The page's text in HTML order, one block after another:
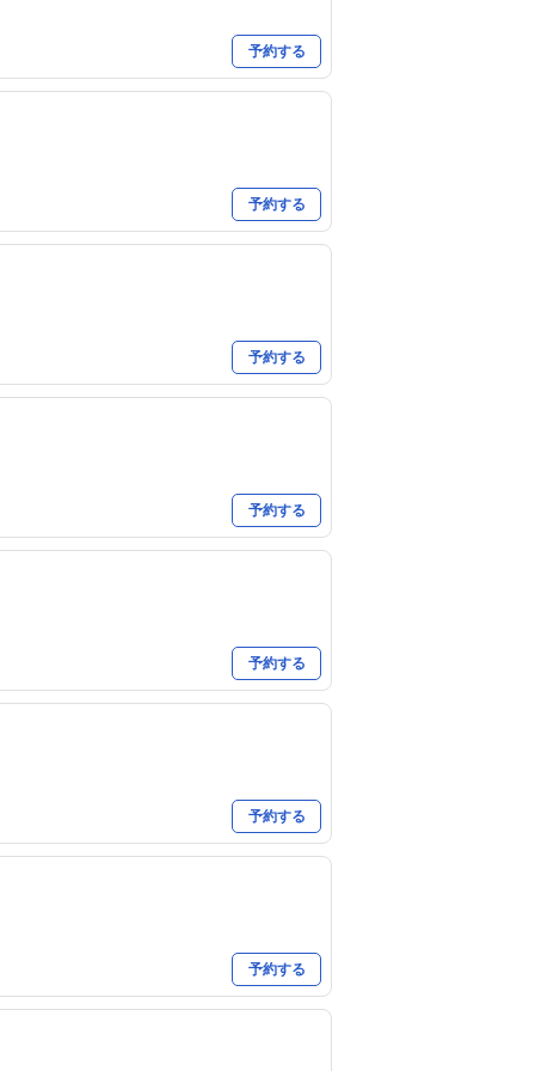
予約する
予約する
予約する
予約する
予約する
予約する
予約する